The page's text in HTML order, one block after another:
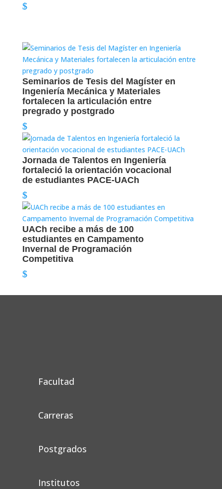
Seminarios de Tesis del Magíster en
Ingeniería Mecánica y Materiales
fortalecen la articulación entre
pregrado y postgrado
Jornada de Talentos en Ingeniería
fortaleció la orientación vocacional
de estudiantes PACE-UACh
UACh recibe a más de 100
estudiantes en Campamento
Invernal de Programación
Competitiva
Facultad
Carreras
Postgrados
Institutos